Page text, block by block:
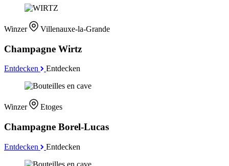
Winzer Villenauxe-la-Grande
Champagne Wirtz
Entdecken Entdecken
Winzer Etoges
Champagne Borel-Lucas
Entdecken Entdecken